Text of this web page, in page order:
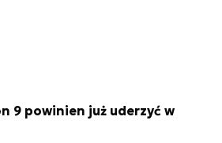
9 powinien już uderzyć w